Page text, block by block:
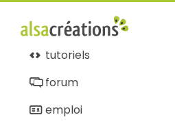
tutoriels
forum
emploi